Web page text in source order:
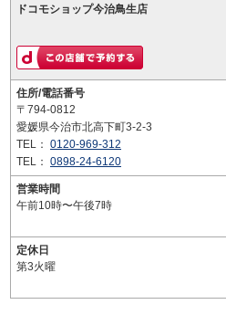
ドコモショップ今治鳥生店
住所/電話番号
〒794-0812
愛媛県今治市北高下町3-2-3
TEL： 0120-969-312
TEL： 0898-24-6120
営業時間
午前10時〜午後7時
定休日
第3火曜